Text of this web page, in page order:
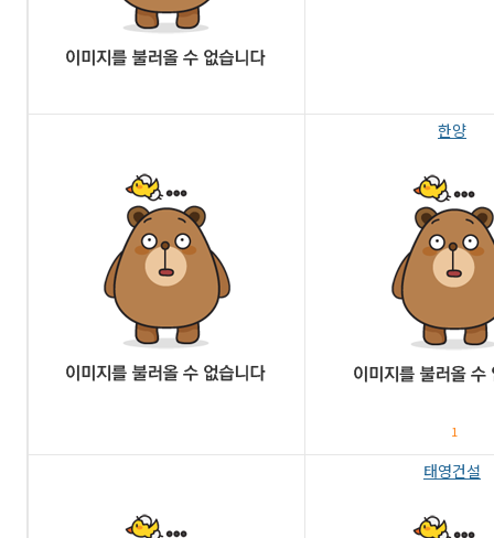
한양
1
태영건설